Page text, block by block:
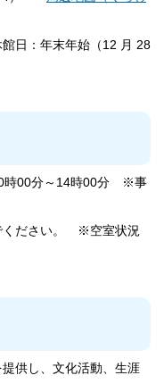
：年末年始（12 月 28
時00分～14時00分 ※事
ください。 ※空室状況
供し、文化活動、生涯